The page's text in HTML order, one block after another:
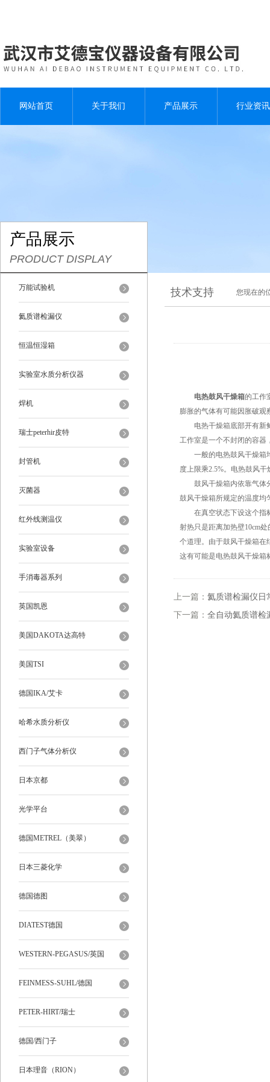
网站首页 关于我们 产品展示 行业资讯
产品展示
PRODUCT DISPLAY
万能试验机
氦质谱检漏仪
恒温恒湿箱
实验室水质分析仪器
焊机
瑞士peterhir皮特
封管机
灭菌器
红外线测温仪
实验室设备
手消毒器系列
英国凯恩
美国DAKOTA达高特
美国TSI
德国IKA/艾卡
哈希水质分析仪
西门子气体分析仪
日本京都
光学平台
德国METREL（美翠）
日本三菱化学
德国德图
DIATEST德国
WESTERN-PEGASUS/英国
FEINMESS-SUHL/德国
PETER-HIRT/瑞士
德国/西门子
日本理音（RION）
技术支持 您现在的
电热鼓风干燥箱的工作
膨胀的气体有可能因胀破
电热干燥箱底部开有新鲜
工作室是一个不封闭的容器
一般的电热鼓风干燥箱均
度上限乘2.5%。电热鼓风
鼓风干燥箱内依靠气体分
鼓风干燥箱所规定的温度均
在真空状态下设这个指标
射热只是距离加热壁10cm
个道理。由于鼓风干燥箱在
这有可能是电热鼓风干燥箱
上一篇： 氦质谱检漏仪日
下一篇： 全自动氦质谱检